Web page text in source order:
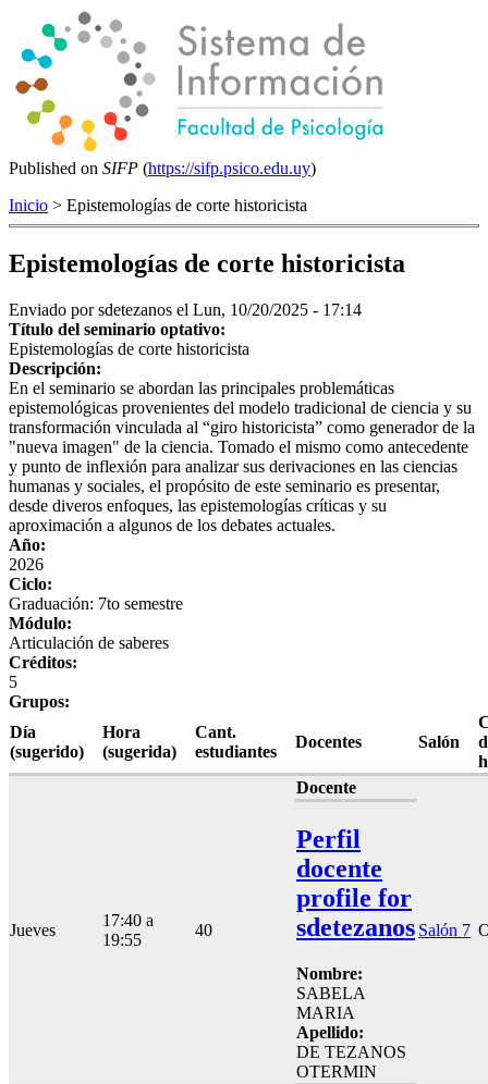
Published on SIFP (https://sifp.psico.edu.uy)
Inicio > Epistemologías de corte historicista
Epistemologías de corte historicista
Enviado porsdetezanos el Lun, 10/20/2025 - 17:14
Título del seminario optativo:
Epistemologías de corte historicista
Descripción:
En el seminario se abordan las principales problemáticas
epistemológicas provenientes del modelo tradicional de ciencia y su
transformación vinculada al “giro historicista” como generador de la
"nueva imagen" de la ciencia. Tomado el mismo como antecedente
y punto de inflexión para analizar sus derivaciones en las ciencias
humanas y sociales, el propósito de este seminario es presentar,
desde diveros enfoques, las epistemologías críticas y su
aproximación a algunos de los debates actuales.
Año:
2026
Ciclo:
Graduación: 7to semestre
Módulo:
Articulación de saberes
Créditos:
5
Grupos:
Día
(sugerido)
Hora
(sugerida)
Cant.
estudiantes
Docentes Salón
Jueves
17:40 a
19:55
40
Docente
Perfil
docente
profile for
sdetezanos
Nombre:
SABELA
MARIA
Apellido:
DE TEZANOS
OTERMIN
Salón 7